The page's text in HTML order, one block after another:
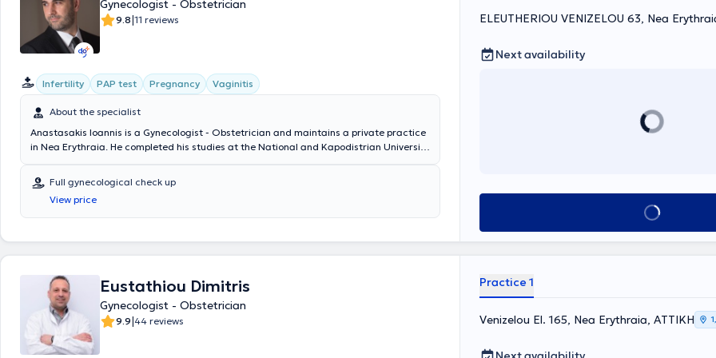
published articles in both Greek and international journals. Finally, the doctor is a
member of numerous scientific associations and societies.
Gynecologist - Obstetrician
9.8|11 reviews
Infertility PAP test Pregnancy Vaginitis
About the specialist
Anastasakis Ioannis is a Gynecologist - Obstetrician and maintains a private practice
in Nea Erythraia. He completed his studies at the National and Kapodistrian University
clinical experience and collaborates with the private maternity hospitals Mitera, Leto,
and IASO. Furthermore, he has participated in numerous international and national
medical conferences.
Full gynecological check up
View price
ELEUTHERIOU VENIZELOU 63, Nea
Next availability
Book appointment
Eustathiou Dimitris
Gynecologist - Obstetrician
9.9|44 reviews
Practice 1
Venizelou El. 165, Nea Erythraia, ΑΤΤΙΚΗ